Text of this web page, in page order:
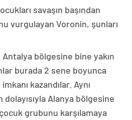
savaşın başından
vurgulayan Voronin, şunları
Antalya bölgesine bine yakın
burada 2 sene boyunca
kazandılar. Aynı
dolayısıyla Alanya bölgesine
grubunu karşılamaya